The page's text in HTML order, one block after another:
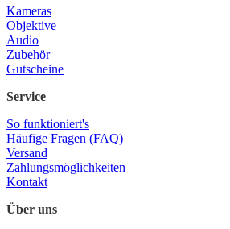
Kameras
Objektive
Audio
Zubehör
Gutscheine
Service
So funktioniert's
Häufige Fragen (FAQ)
Versand
Zahlungsmöglichkeiten
Kontakt
Über uns